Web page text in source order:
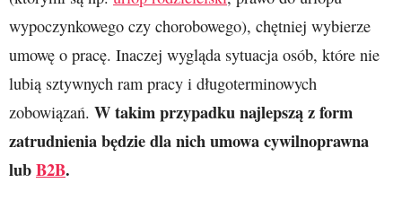
wypoczynkowego czy chorobowego), chętniej wybierze
umowę o pracę. Inaczej wygląda sytuacja osób, które nie
lubią sztywnych ram pracy i długoterminowych
zobowiązań. W takim przypadku najlepszą z form
zatrudnienia będzie dla nich umowa cywilnoprawna
lubB2B.